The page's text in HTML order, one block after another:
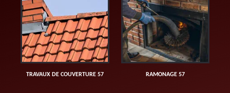
TRAVAUX DE COUVERTURE 57 RAMONAGE 57